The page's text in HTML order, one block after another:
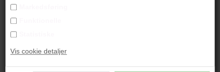
Vis cookie detaljer
PRODUKTINFORMATION
Andre værker af kunstneren: